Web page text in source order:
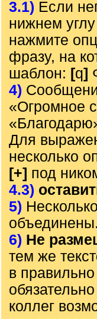
3.1) Если
нижнем
нажмите
фразу, на
шаблон: [q]
4)
«Огромное
Для
несколько
[+] под
4.3)
5)
объединены.
6) Не
тем же
в
коллег